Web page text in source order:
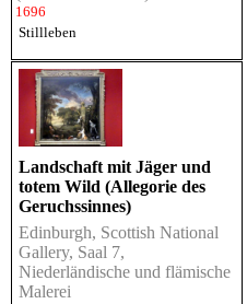
1696
Stillleben
Landschaft mit Jäger und
totem Wild (Allegorie des
Geruchssinnes)
Edinburgh, Scottish National
Gallery, Saal 7,
Niederländische und flämische
Malerei